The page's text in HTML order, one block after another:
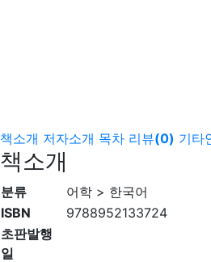
책소개 저자소개 목차 리뷰(0) 기타
책소개
분류
어학 > 한국어
ISBN
9788952133724
초판발행
일